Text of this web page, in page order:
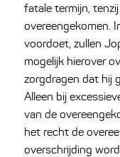
fatale termijn,
overeengekomen.
voordoet, zullen
mogelijk hierover
zorgdragen dat hij
Alleen bij
van de
het recht de
overschrijding